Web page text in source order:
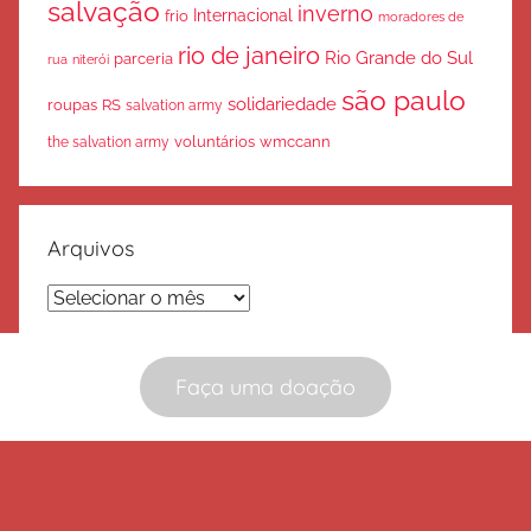
Faça uma doação
salvação frio Internacional inverno moradores de
rua niterói parceria rio de janeiro Rio Grande do Sul
roupas RS salvation army solidariedade são paulo
the salvation army voluntários wmccann
Arquivos
Arquivos